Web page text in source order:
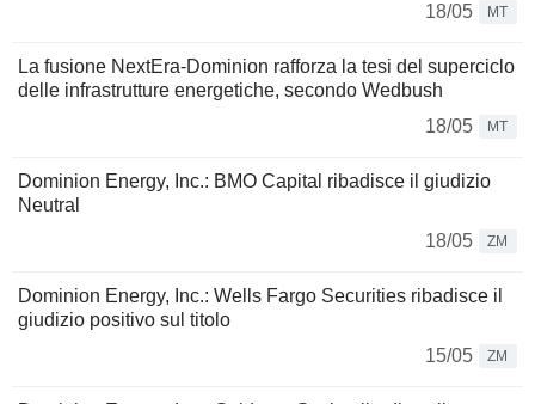
18/05
MT
La fusione NextEra-Dominion rafforza la tesi del superciclo
delle infrastrutture energetiche, secondo Wedbush
18/05
MT
Dominion Energy, Inc.: BMO Capital ribadisce il giudizio
Neutral
18/05
ZM
Dominion Energy, Inc.: Wells Fargo Securities ribadisce il
giudizio positivo sul titolo
15/05
ZM